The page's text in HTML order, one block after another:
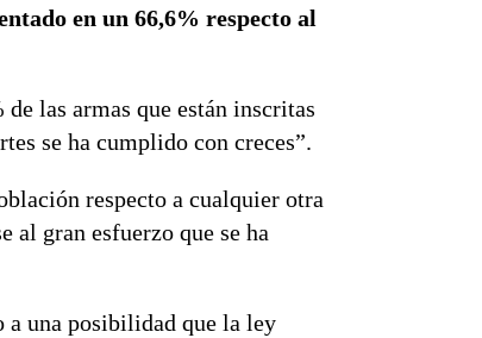
en un 66,6% respecto al
las armas que están inscritas
se ha cumplido con creces”.
respecto a cualquier otra
al gran esfuerzo que se ha
a una posibilidad que la ley